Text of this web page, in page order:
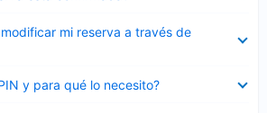
mi reserva a través de
y para qué lo necesito?